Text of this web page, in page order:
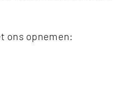
ons opnemen: